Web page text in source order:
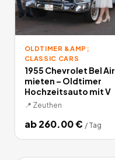
OLDTIMER &AMP;
CLASSIC CARS
1955 Chevrolet Bel Air
mieten – Oldtimer
Hochzeitsauto mit V
📍 Zeuthen
ab260.00€ / Tag